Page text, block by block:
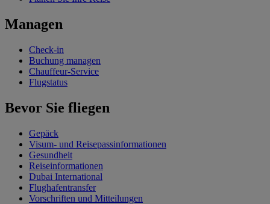
Managen
Check-in
Buchung managen
Chauffeur-Service
Flugstatus
Bevor Sie fliegen
Gepäck
Visum- und Reisepassinformationen
Gesundheit
Reiseinformationen
Dubai International
Flughafentransfer
Vorschriften und Mitteilungen